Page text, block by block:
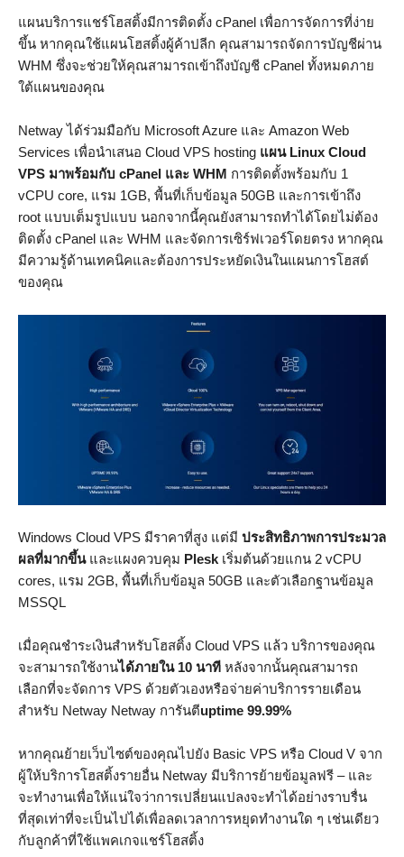
แผนบริการแชร์โฮสติ้งมีการติดตั้ง cPanel เพื่อการจัดการที่ง่าย
ขึ้น หากคุณใช้แผนโฮสติ้งผู้ค้าปลีก คุณสามารถจัดการบัญชีผ่าน
WHM ซึ่งจะช่วยให้คุณสามารถเข้าถึงบัญชี cPanel ทั้งหมดภาย
ใต้แผนของคุณ
Netway ได้ร่วมมือกับ Microsoft Azure และ Amazon Web
Services เพื่อนำเสนอ Cloud VPS hosting แผน Linux Cloud
VPS มาพร้อมกับ cPanel และ WHM การติดตั้งพร้อมกับ 1
vCPU core, แรม 1GB, พื้นที่เก็บข้อมูล 50GB และการเข้าถึง
root แบบเต็มรูปแบบ นอกจากนี้คุณยังสามารถทำได้โดยไม่ต้อง
ติดตั้ง cPanel และ WHM และจัดการเซิร์ฟเวอร์โดยตรง หากคุณ
มีความรู้ด้านเทคนิคและต้องการประหยัดเงินในแผนการโฮสต์
ของคุณ
Windows Cloud VPS มีราคาที่สูง แต่มี ประสิทธิภาพการประมวล
ผลที่มากขึ้นและแผงควบคุม Plesk เริ่มต้นด้วยแกน 2 vCPU
cores, แรม 2GB, พื้นที่เก็บข้อมูล 50GB และตัวเลือกฐานข้อมูล
MSSQL
เมื่อคุณชำระเงินสำหรับโฮสติ้ง Cloud VPS แล้ว บริการของคุณ
จะสามารถใช้งานได้ภายใน 10 นาที หลังจากนั้นคุณสามารถ
เลือกที่จะจัดการ VPS ด้วยตัวเองหรือจ่ายค่าบริการรายเดือน
สำหรับ Netway Netway การันตีuptime 99.99%
หากคุณย้ายเว็บไซต์ของคุณไปยัง Basic VPS หรือ Cloud V จาก
ผู้ให้บริการโฮสติ้งรายอื่น Netway มีบริการย้ายข้อมูลฟรี – และ
จะทำงานเพื่อให้แน่ใจว่าการเปลี่ยนแปลงจะทำได้อย่างราบรื่น
ที่สุดเท่าที่จะเป็นไปได้เพื่อลดเวลาการหยุดทำงานใด ๆ เช่นเดียว
กับลูกค้าที่ใช้แพคเกจแชร์โฮสติ้ง